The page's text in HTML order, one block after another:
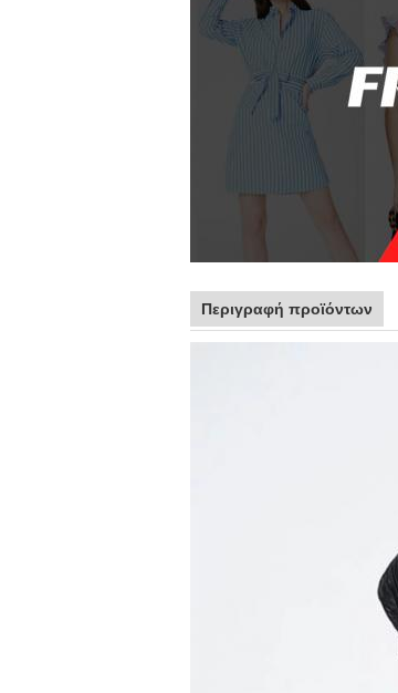
Περιγραφή προϊόντων